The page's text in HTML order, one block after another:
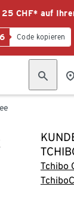
CHF* auf
Code kopieren
Tchibo